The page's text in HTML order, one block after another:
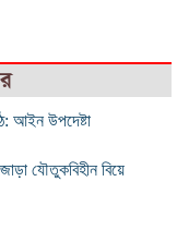
আইন উপদেষ্টা
যৌতুকবিহীন বিয়ে